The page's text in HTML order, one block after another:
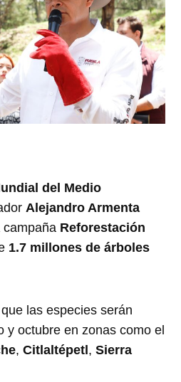
del Medio
Alejandro Armenta
campaña Reforestación
1.7 millones de árboles
las especies serán
y octubre en zonas como el
,Citlaltépetl,Sierra